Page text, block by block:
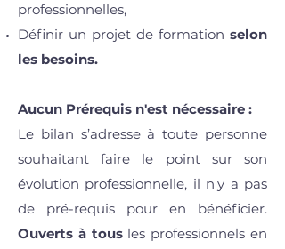
professionnelles,
Définir un projet de formation selon
les besoins.
Aucun Prérequis n'est nécessaire :
Le bilan s’adresse à toute personne
souhaitant faire le point sur son
évolution professionnelle, il n'y a pas
de pré-requis pour en bénéficier.
Ouverts à tousles professionnels en